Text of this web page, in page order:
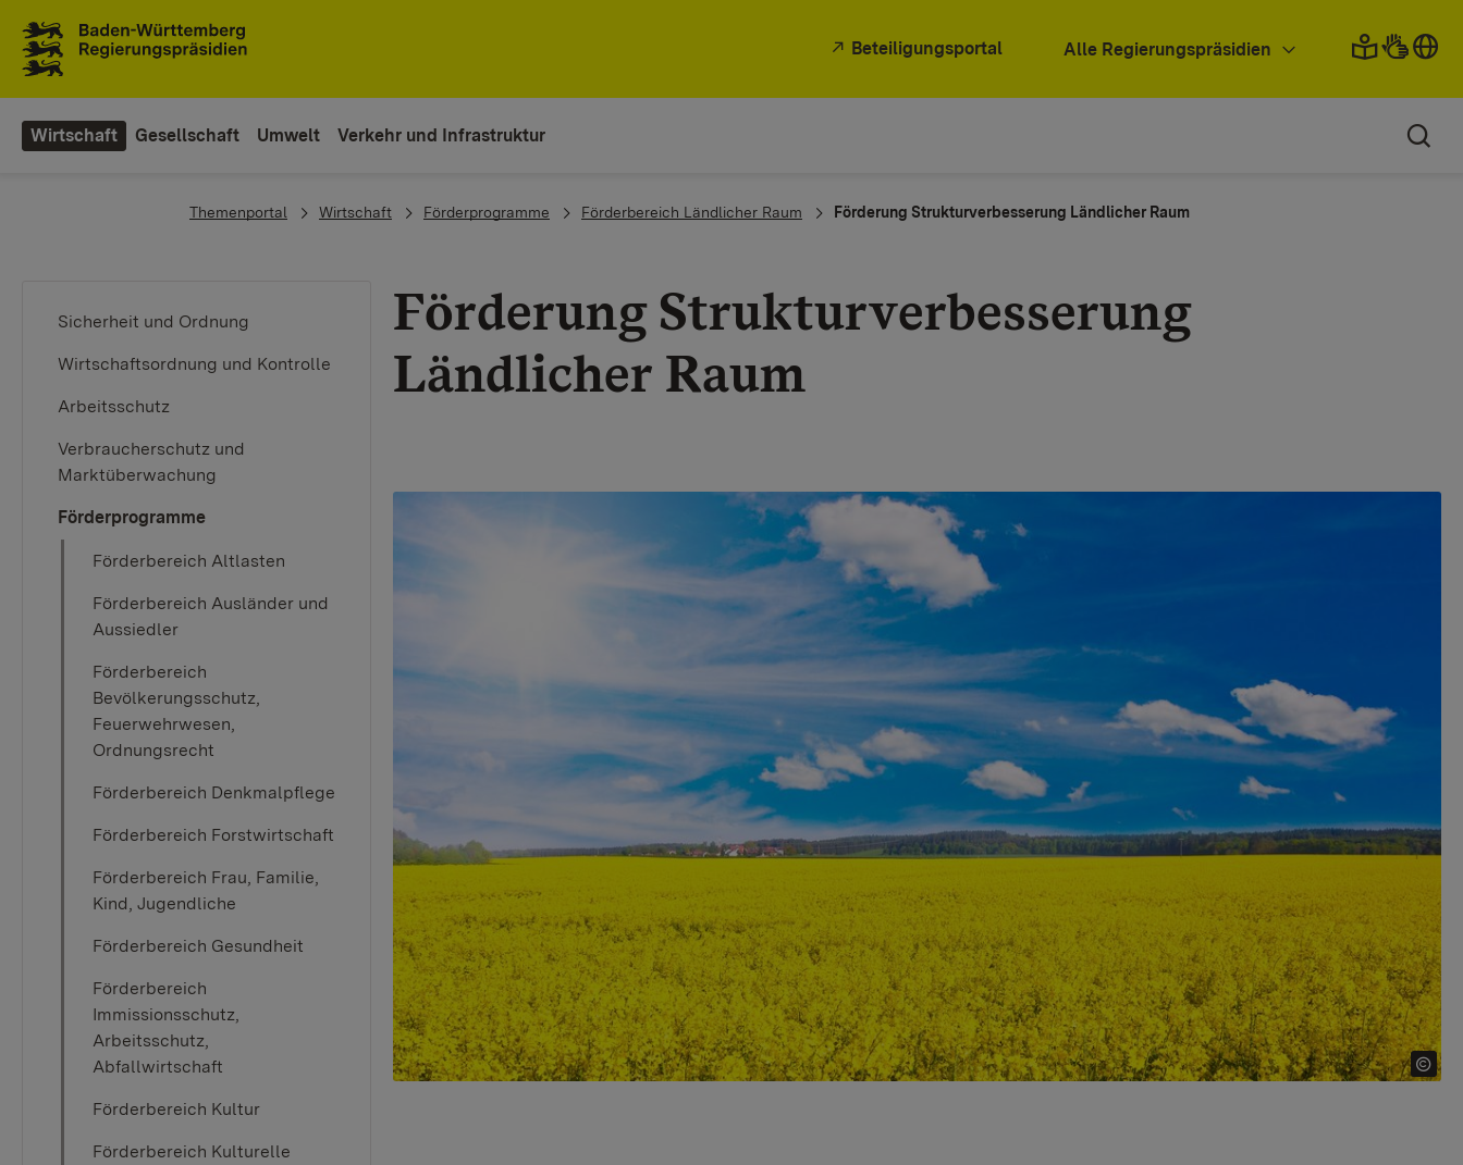
Beteiligungsportal Alle Regierungspräsidien
Wirtschaft Gesellschaft Umwelt Verkehr und Infrastruktur
You are here:
Themenportal Wirtschaft Förderprogramme Förderbereich Ländlicher Raum Förderung Strukturverbesserung Ländlicher Raum
Sicherheit und Ordnung
Wirtschaftsordnung und Kontrolle
Arbeitsschutz
Verbraucherschutz und
Marktüberwachung
Förderprogramme
Förderbereich Altlasten
Förderbereich Ausländer und
Aussiedler
Förderbereich
Bevölkerungsschutz,
Feuerwehrwesen,
Ordnungsrecht
Förderbereich Denkmalpflege
Förderbereich Forstwirtschaft
Förderbereich Frau, Familie,
Kind, Jugendliche
Förderbereich Gesundheit
Förderbereich
Immissionsschutz,
Arbeitsschutz,
Abfallwirtschaft
Förderbereich Kultur
Förderbereich Kulturelle
Förderung Strukturverbesserung
Ländlicher Raum